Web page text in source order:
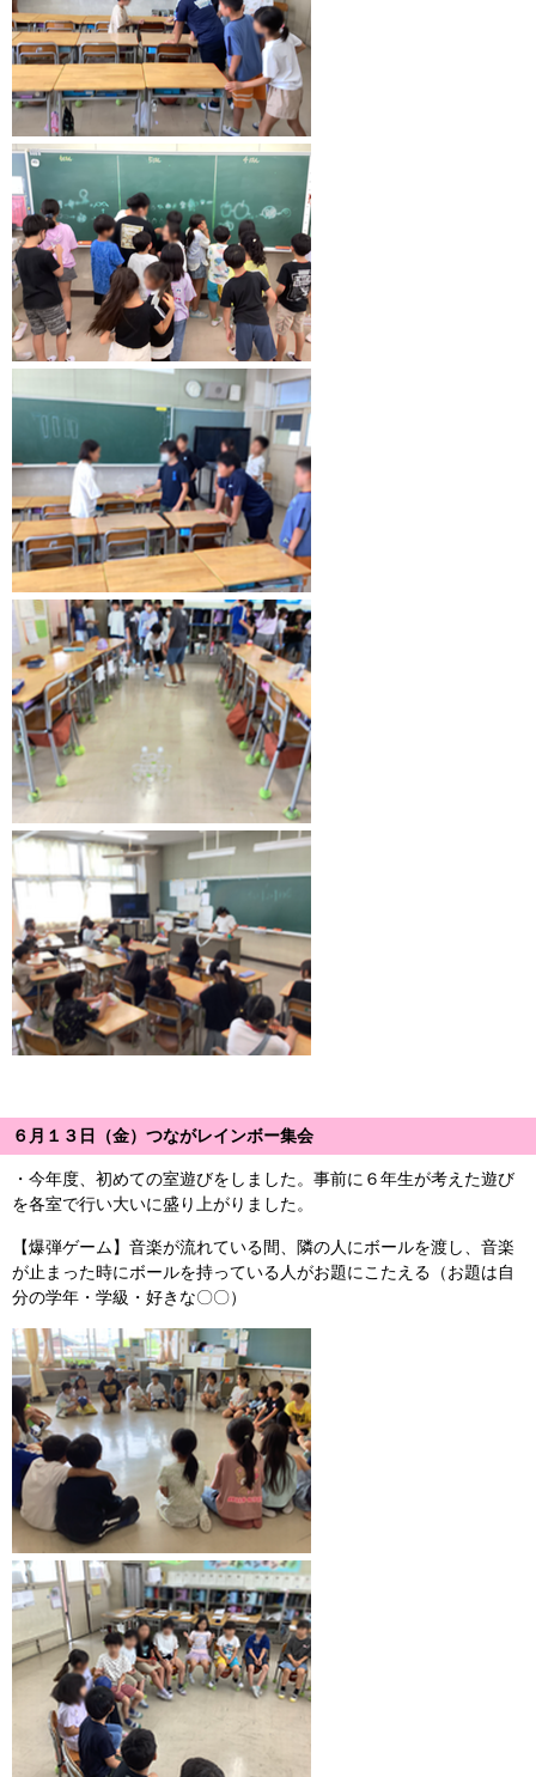
６月１３日（金）つながレインボー集会
・今年度、初めての室遊びをしました。事前に６年生が考えた遊び
を各室で行い大いに盛り上がりました。
【爆弾ゲーム】音楽が流れている間、隣の人にボールを渡し、音楽
が止まった時にボールを持っている人がお題にこたえる（お題は自
分の学年・学級・好きな〇〇）